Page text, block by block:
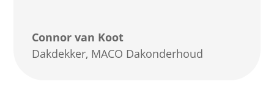
Connor van Koot
Dakdekker, MACO Dakonderhoud